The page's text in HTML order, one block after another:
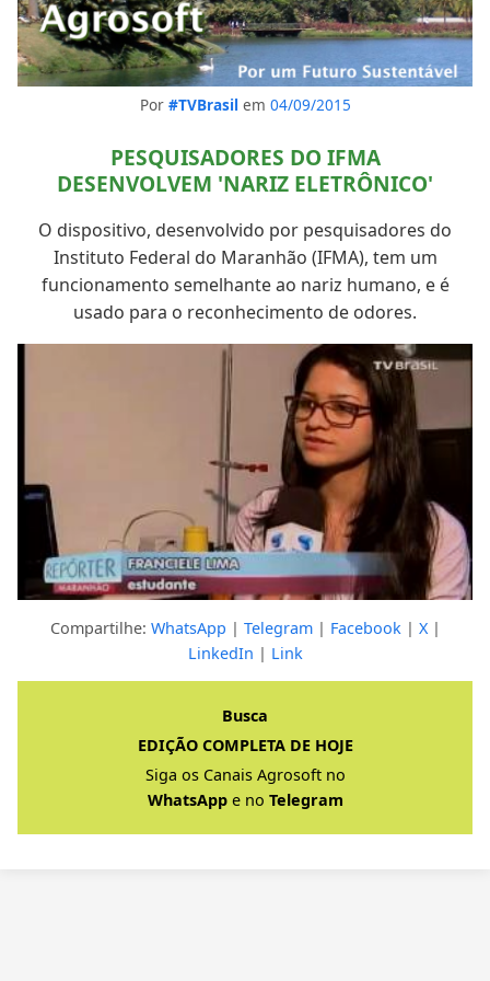
Por #TVBrasil em 04/09/2015
PESQUISADORES DO IFMA
DESENVOLVEM 'NARIZ ELETRÔNICO'
O dispositivo, desenvolvido por pesquisadores do
Instituto Federal do Maranhão (IFMA), tem um
funcionamento semelhante ao nariz humano, e é
usado para o reconhecimento de odores.
Clique para ver a resposta completa
Compartilhe: WhatsApp | Telegram| Facebook | X|
LinkedIn | Link
Busca
EDIÇÃO COMPLETA DE HOJE
Siga os Canais Agrosoft no
WhatsAppe no Telegram